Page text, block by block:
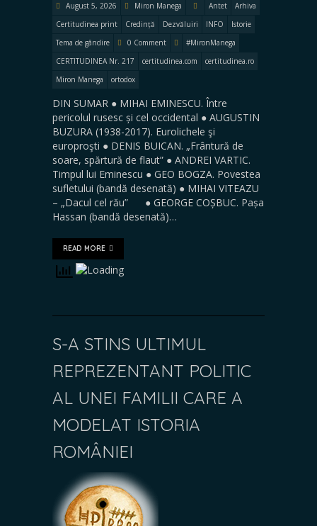
August 5, 2026 Miron Manega Antet
Arhiva
Certitudinea print
Credință Dezvăluiri INFO
Istorie
Tema de gândire
0 Comment
#MironManega
CERTITUDINEA Nr. 217
certitudinea.com
certitudinea.ro
Miron Manega
ortodox
DIN SUMAR ● MIHAI EMINESCU. Între
pericolul rusesc și cel occidental ● AUGUSTIN
BUZURA (1938-2017). Eurolichele şi
europroşti ● DENIS BUICAN. „Frântură de
soare, spărtură de flaut” ● ANDREI VARTIC.
Timpul lui Eminescu ● GEO BOGZA. Povestea
sufletului (bandă desenată) ● MIHAI VITEAZU
– „Dacul cel rău” ● GEORGE COȘBUC. Pașa
Hassan (bandă desenată)…
READ MORE
S-A STINS ULTIMUL
REPREZENTANT POLITIC
AL UNEI FAMILII CARE A
MODELAT ISTORIA
ROMÂNIEI